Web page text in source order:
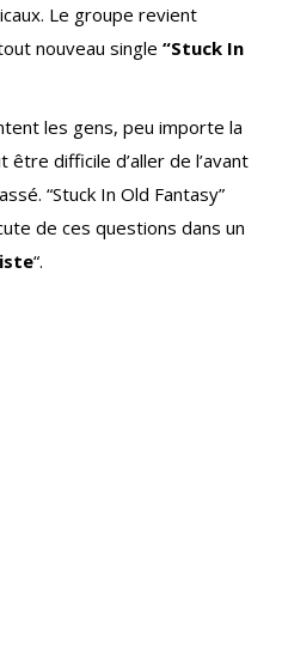
Le groupe revient
nouveau single “Stuck In
les gens, peu importe la
être difficile d’aller de l’avant
“Stuck In Old Fantasy”
de ces questions dans un
“.